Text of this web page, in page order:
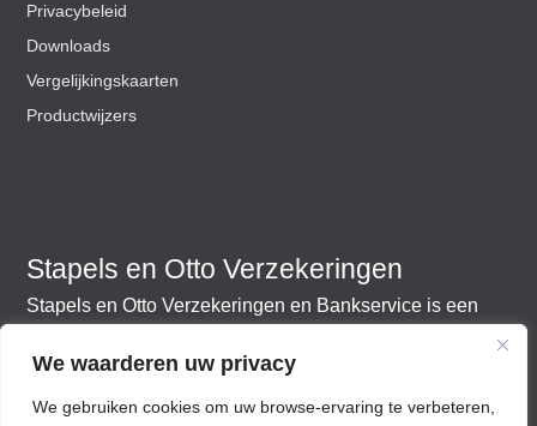
We waarderen uw privacy
We gebruiken cookies om uw browse-ervaring te verbeteren,
Stapels en Otto Verzekeringen
Stapels en Otto Verzekeringen en Bankservice is een
hypotheken en verzekeringen aansluiten bij uw huidige
en toekomstige wensen en behoeften.​
Privacybeleid
Downloads
Vergelijkingskaarten
Productwijzers